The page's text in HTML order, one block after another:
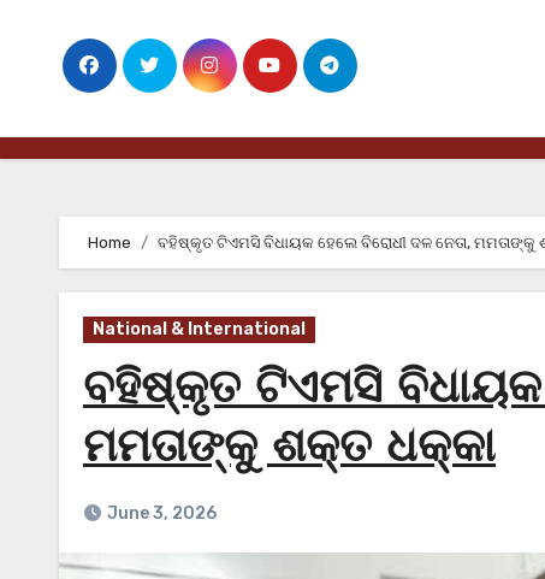
content
Home ବହିଷ୍କୃତ ଟିଏମସି ବିଧାୟକ ହେଲେ ବିରୋଧୀ ଦଳ ନେତା, ମମତାଙ୍କୁ
National & International
ବହିଷ୍କୃତ ଟିଏମସି ବିଧାୟକ
ମମତାଙ୍କୁ ଶକ୍ତ ଧକ୍କା
June 3, 2026